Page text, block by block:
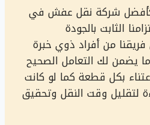
كأفضل شركة نقل عفش في
الثابت بالجودة
فريقنا من أفراد ذوي خبرة
يضمن لك التعامل الصحيح
بكل قطعة كما لو كانت
لتقليل وقت النقل وتحقيق